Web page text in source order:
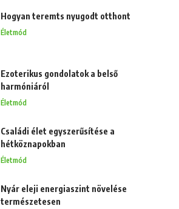
Hogyan teremts nyugodt otthont
Életmód
Ezoterikus gondolatok a belső
harmóniáról
Életmód
Családi élet egyszerűsítése a
hétköznapokban
Életmód
Nyár eleji energiaszint növelése
természetesen